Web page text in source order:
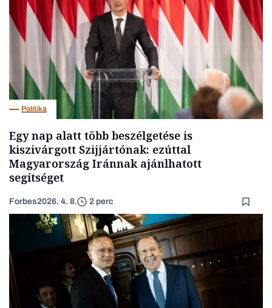
Politika
Egy nap alatt több beszélgetése is
kiszivárgott Szijjártónak: ezúttal
Magyarország Iránnak ajánlhatott
segítséget
Forbes2026. 4. 8. 2 perc